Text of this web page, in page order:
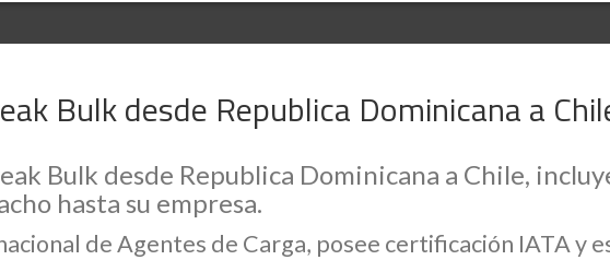
Bulk desde Republica Dominicana a
Bulk desde Republica Dominicana a Chile,
hasta su empresa.
de Agentes de Carga, posee certificación IATA y